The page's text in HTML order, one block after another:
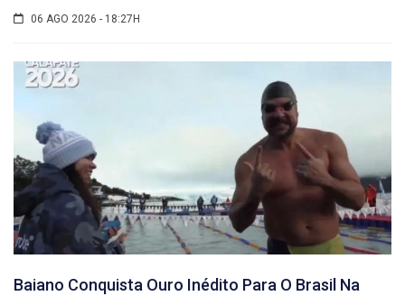
06 AGO 2026 - 18:27H
Baiano Conquista Ouro Inédito Para O Brasil Na